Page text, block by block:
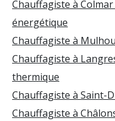
Chauffagiste à
énergétique
Chauffagiste à
Chauffagiste à
thermique
Chauffagiste à Saint-
Chauffagiste à